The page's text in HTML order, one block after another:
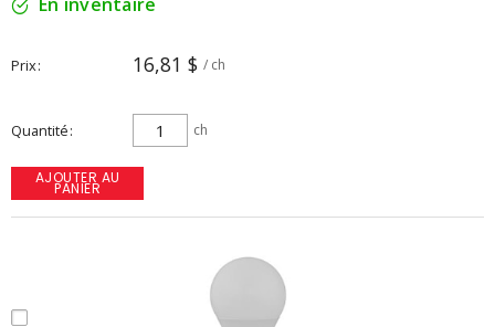
Prix 16,81 $ / ch
Quantité ch
AJOUTER AU
PANIER